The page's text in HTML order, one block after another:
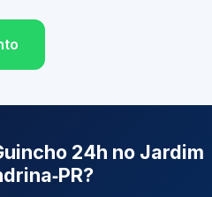
24h no Jardim